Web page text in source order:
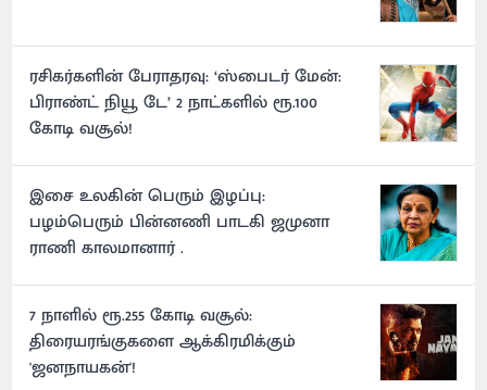
ரசிகர்களின் பேராதரவு: ‘ஸ்பைடர் மேன்:
பிராண்ட் நியூ டே’ 2 நாட்களில் ரூ.100
கோடி வசூல்!
இசை உலகின் பெரும் இழப்பு:
பழம்பெரும் பின்னணி பாடகி ஜமுனா
ராணி காலமானார் .
7 நாளில் ரூ.255 கோடி வசூல்:
திரையரங்குகளை ஆக்கிரமிக்கும்
'ஜனநாயகன்'!